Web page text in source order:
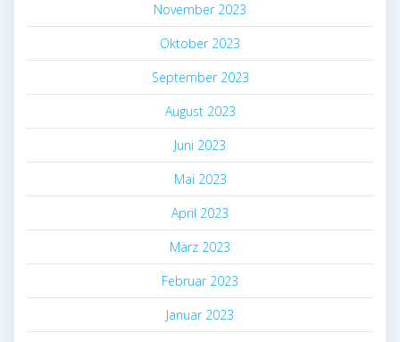
November 2023
Oktober 2023
September 2023
August 2023
Juni 2023
Mai 2023
April 2023
März 2023
Februar 2023
Januar 2023